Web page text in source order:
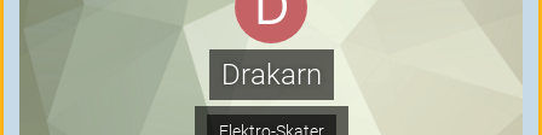
Drakarn